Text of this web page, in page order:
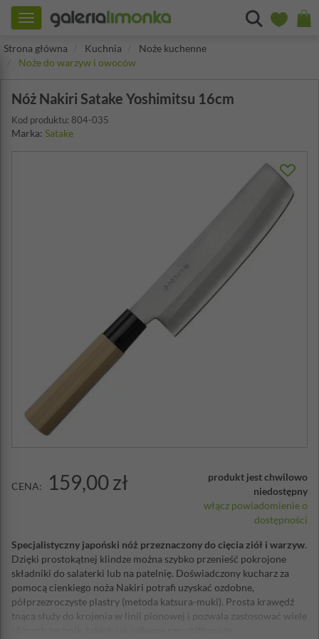
Toggle
navigation
Strona główna
Kuchnia
Noże kuchenne
Noże do warzyw i owoców
Nóż Nakiri Satake Yoshimitsu 16cm
Kod produktu: 804-035
Marka: Satake
CENA: 159,00 zł
produkt jest chwilowo
niedostępny
włącz powiadomienie o
dostępności
Specjalistyczny japoński nóż przeznaczony do cięcia ziół i warzyw.
Dzięki prostokątnej klindze można szybko przenieść pokrojone
składniki do salaterki lub na patelnię. Doświadczony kucharz za
pomocą cienkiego noża Nakiri potrafi uzyskać ozdobne,
półprzezroczyste plastry (metoda katsura-muki). Prosta krawędź
tnąca służy do krojenia w linii pionowej i pozwala zastosować wiele